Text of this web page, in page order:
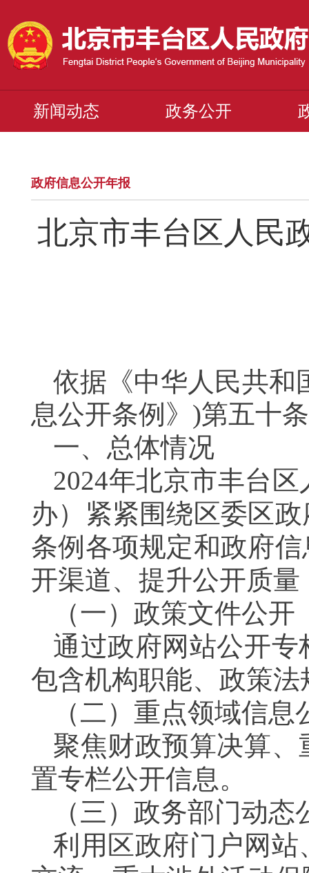
新闻动态 政务公开
政府信息公开年报
北京市丰台区人民
依据《中华人民共和
息公开条例》)第五十
一、总体情况
2024年北京市丰台
办）紧紧围绕区委区
条例各项规定和政府
开渠道、提升公开质
（一） 政策文件公开
通过政府网站公开
包含机构职能、政策
（二） 重点领域信息
聚焦财政预算决算
置专栏公开信息。
（三） 政务部门动态
利用区政府门户网